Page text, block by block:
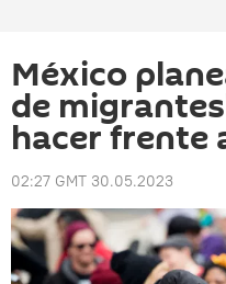
México
de
hacer frente
02:27 GMT 30.05.2023